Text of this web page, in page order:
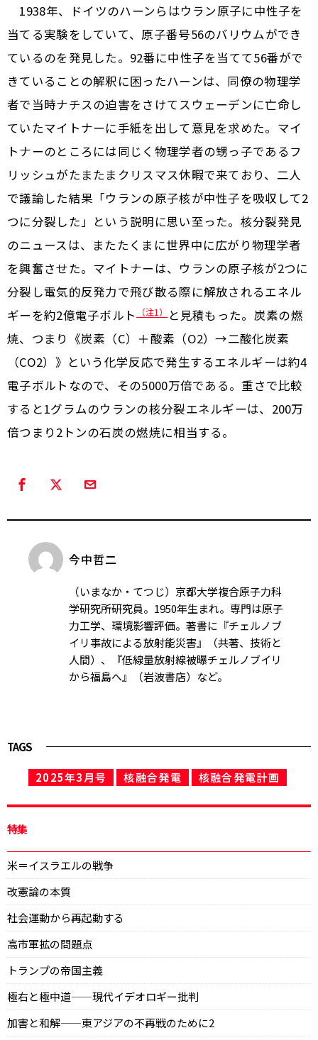
1938年、ドイツのハーンらはウラン原子に中性子を
当てる実験をしていて、原子番号56のバリウムができ
ているのを発見した。92番に中性子を当てて56番がで
きていることの解釈に困ったハーンは、同僚の物理学
者で当時ナチスの迫害をさけてスウェーデンに亡命し
ていたマイトナーに手紙を出して意見を求めた。マイ
トナーのところには同じく物理学者の甥っ子であるフ
リッシュがたまたまクリスマス休暇で来ており、二人
で議論した結果「ウランの原子核が中性子を吸収して2
つに分裂した」という説明に思い至った。核分裂発見
のニュースは、またたくまに世界中に広がり物理学者
を興奮させた。マイトナーは、ウランの原子核が2つに
分裂し電気的反発力で飛び散る際に解放されるエネル
ギーを約2億電子ボルト （注1） と見積もった。炭素の燃
焼、つまり《炭素（C）＋酸素（O2）→二酸化炭素
（CO2）》という化学反応で発生するエネルギーは約4
電子ボルトなので、その5000万倍である。重さで比較
すると1グラムのウランの核分裂エネルギーは、200万
倍つまり2トンの石炭の燃焼に相当する。
今中哲二
（いまなか・てつじ）京都大学複合原子力科
学研究所研究員。1950年生まれ。専門は原子
力工学、環境影響評価。著書に『チェルノブ
イリ事故による放射能災害』（共著、技術と
人間）、『低線量放射線被曝――チェルノブイリ
から福島へ』（岩波書店）など。
TAGS
2025年3月号 核融合発電 核融合発電計画
特集
米＝イスラエルの戦争
改憲論の本質
社会運動から再起動する
高市軍拡の問題点
トランプの帝国主義
極右と極中道——現代イデオロギー批判
加害と和解——東アジアの不再戦のために2